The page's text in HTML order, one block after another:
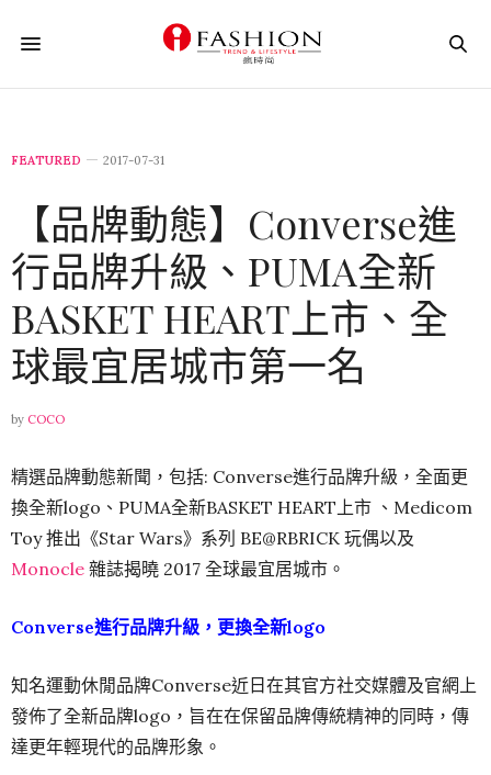
FEATURED 2017-07-31
【品牌動態】Converse進
行品牌升級、PUMA全新
BASKET HEART上市、全
球最宜居城市第一名
by COCO
精選品牌動態新聞，包括: Converse進行品牌升級，全面更
換全新logo、PUMA全新BASKET HEART上市 、Medicom
Toy 推出《Star Wars》系列 BE@RBRICK 玩偶以及
Monocle 雜誌揭曉 2017 全球最宜居城市。
Converse進行品牌升級，更換全新logo
知名運動休閒品牌Converse近日在其官方社交媒體及官網上
發佈了全新品牌logo，旨在在保留品牌傳統精神的同時，傳
達更年輕現代的品牌形象。